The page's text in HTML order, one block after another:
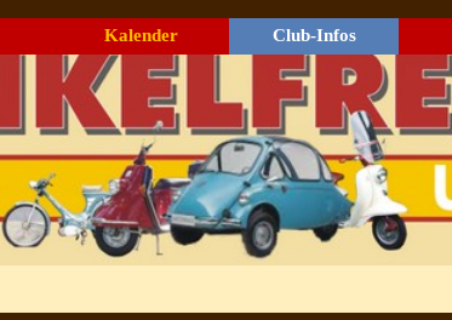
Menü überspringen
▼
Kalender Club-Infos